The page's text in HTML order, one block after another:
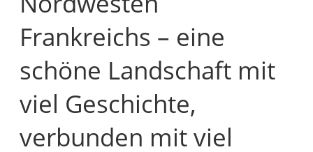
Frankreichs – eine
schöne Landschaft mit
viel Geschichte,
verbunden mit viel